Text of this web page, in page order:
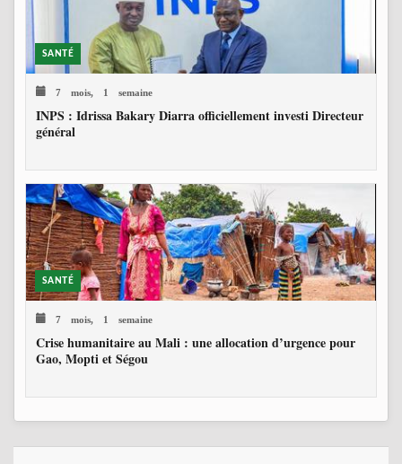
SANTÉ
7 mois, 1 semaine
INPS : Idrissa Bakary Diarra officiellement investi Directeur
général
SANTÉ
7 mois, 1 semaine
Crise humanitaire au Mali : une allocation d’urgence pour
Gao, Mopti et Ségou